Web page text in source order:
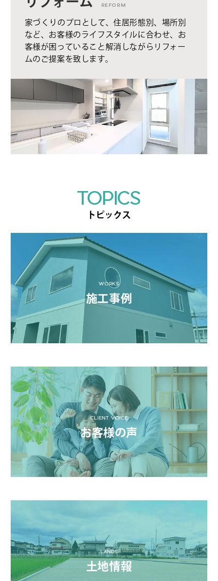
REFORM
家づくりのプロとして、住居形態別、場所別
など、お客様のライフスタイルに合わせ、お
客様が困っていること解消しながらリフォー
ムのご提案を致します。
TOPICS
トピックス
WORKS
施工事例
CLIENT VOICE
お客様の声
LANDS
土地情報